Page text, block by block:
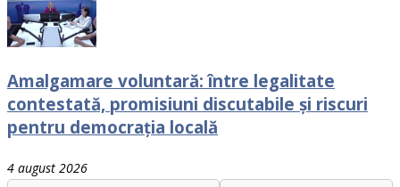
Amalgamare voluntară: între legalitate
contestată, promisiuni discutabile și riscuri
pentru democrația locală
4 august 2026